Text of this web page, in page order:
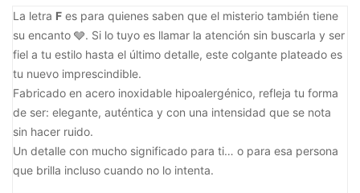
La letra F es para quienes saben que el misterio también tiene
su encanto 🩶. Si lo tuyo es llamar la atención sin buscarla y ser
fiel a tu estilo hasta el último detalle, este colgante plateado es
tu nuevo imprescindible.
Fabricado en acero inoxidable hipoalergénico, refleja tu forma
de ser: elegante, auténtica y con una intensidad que se nota
sin hacer ruido.
Un detalle con mucho significado para ti… o para esa persona
que brilla incluso cuando no lo intenta.